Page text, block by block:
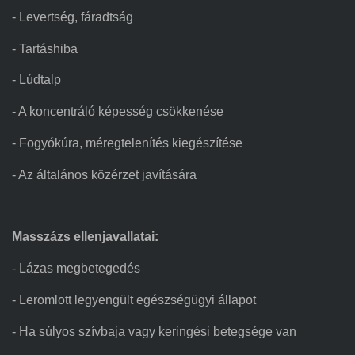
- Levertség, fáradtság
- Tartáshiba
- Lúdtalp
- A koncentráló képesség csökkenése
- Fogyókúra, méregtelenítés kiegészítése
- Az általános közérzet javítására
Masszázs ellenjavallatai:
- Lázas megbetegedés
- Leromlott legyengült egészségügyi állapot
- Ha súlyos szívbaja vagy keringési betegsége van